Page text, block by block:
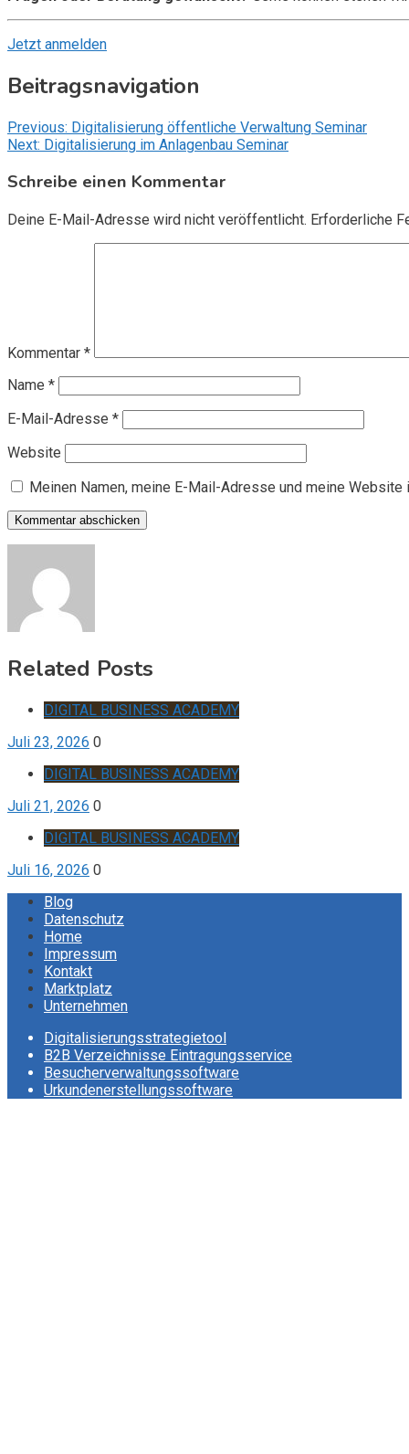
Jetzt anmelden
Beitragsnavigation
Previous: Digitalisierung öffentliche Verwaltung Seminar
Next: Digitalisierung im Anlagenbau Seminar
Schreibe einen Kommentar
Deine E-Mail-Adresse wird nicht veröffentlicht. Erforderliche
Kommentar *
Name *
E-Mail-Adresse *
Website
Meinen Namen, meine E-Mail-Adresse und meine
Related Posts
DIGITAL BUSINESS ACADEMY
Juli 23, 2026 0
DIGITAL BUSINESS ACADEMY
Juli 21, 2026 0
DIGITAL BUSINESS ACADEMY
Juli 16, 2026 0
Blog
Datenschutz
Home
Impressum
Kontakt
Marktplatz
Unternehmen
Digitalisierungsstrategietool
B2B Verzeichnisse Eintragungsservice
Besucherverwaltungssoftware
Urkundenerstellungssoftware